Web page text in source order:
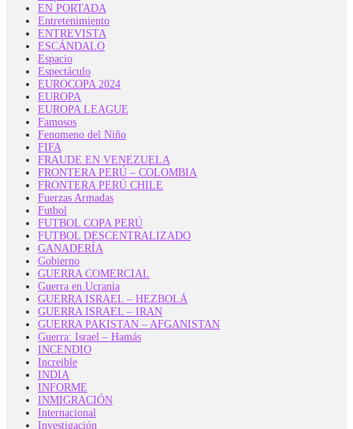
EN PORTADA
Entretenimiento
ENTREVISTA
ESCÁNDALO
Espacio
Espectáculo
EUROCOPA 2024
EUROPA
EUROPA LEAGUE
Famosos
Fenomeno del Niño
FIFA
FRAUDE EN VENEZUELA
FRONTERA PERÚ – COLOMBIA
FRONTERA PERÚ CHILE
Fuerzas Armadas
Futbol
FUTBOL COPA PERÚ
FUTBOL DESCENTRALIZADO
GANADERÍA
Gobierno
GUERRA COMERCIAL
Guerra en Ucrania
GUERRA ISRAEL – HEZBOLÁ
GUERRA ISRAEL – IRAN
GUERRA PAKISTAN – AFGANISTAN
Guerra: Israel – Hamás
INCENDIO
Increible
INDIA
INFORME
INMIGRACIÓN
Internacional
Investigación